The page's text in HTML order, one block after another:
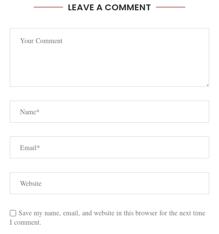
LEAVE A COMMENT
Save my name, email, and website in this browser for the next time
I comment.